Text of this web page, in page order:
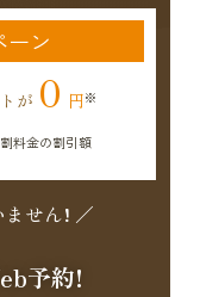
ーン
が 0 円
料金の割引額
せん! ／
予約!